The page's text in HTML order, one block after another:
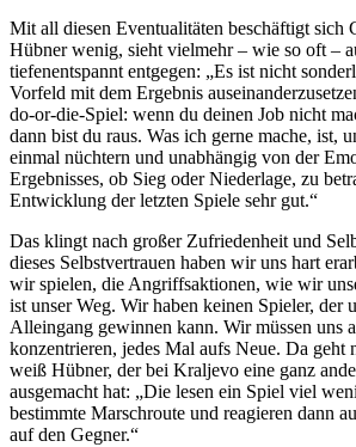
Mit all diesen Eventualitäten beschäftigt sich
Hübner wenig, sieht vielmehr – wie so oft –
tiefenentspannt entgegen: „Es ist nicht
Vorfeld mit dem Ergebnis
do-or-die-Spiel: wenn du deinen Job nicht
dann bist du raus. Was ich gerne mache, ist,
einmal nüchtern und unabhängig von der
Ergebnisses, ob Sieg oder Niederlage, zu
Entwicklung der letzten Spiele sehr gut.“
Das klingt nach großer Zufriedenheit und
dieses Selbstvertrauen haben wir uns hart
wir spielen, die Angriffsaktionen, wie wir
ist unser Weg. Wir haben keinen Spieler, der
Alleingang gewinnen kann. Wir müssen uns
konzentrieren, jedes Mal aufs Neue. Da geht
weiß Hübner, der bei Kraljevo eine ganz
ausgemacht hat: „Die lesen ein Spiel viel
bestimmte Marschroute und reagieren dann
auf den Gegner.“